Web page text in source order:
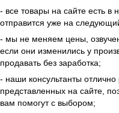
- все товары на сайте есть в
отправится уже на
- мы не меняем цены,
если они изменились у
продавать без заработка;
- наши консультанты отлично
представленных на сайте,
вам помогут с выбором;